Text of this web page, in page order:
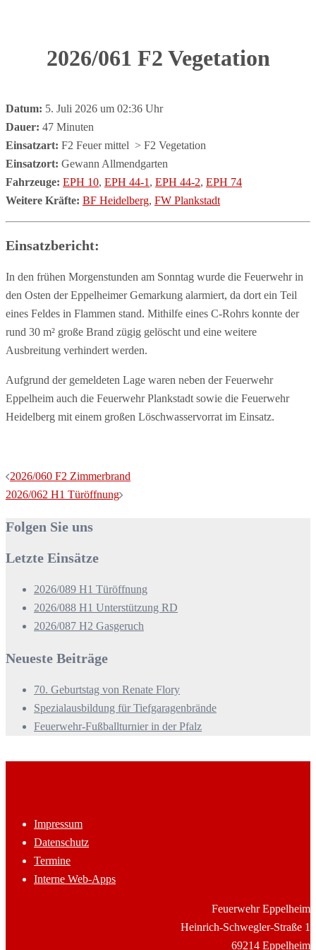
2026/061 F2 Vegetation
Datum: 5. Juli 2026 um 02:36 Uhr
Dauer: 47 Minuten
Einsatzart: F2 Feuer mittel > F2 Vegetation
Einsatzort: Gewann Allmendgarten
Fahrzeuge: EPH 10, EPH 44-1 , EPH 44-2, EPH 74
Weitere Kräfte: BF Heidelberg, FW Plankstadt
Einsatzbericht:
In den frühen Morgenstunden am Sonntag wurde die Feuerwehr in
den Osten der Eppelheimer Gemarkung alarmiert, da dort ein Teil
eines Feldes in Flammen stand. Mithilfe eines C-Rohrs konnte der
rund 30 m² große Brand zügig gelöscht und eine weitere
Ausbreitung verhindert werden.
Aufgrund der gemeldeten Lage waren neben der Feuerwehr
Eppelheim auch die Feuerwehr Plankstadt sowie die Feuerwehr
Heidelberg mit einem großen Löschwasservorrat im Einsatz.
Beitragsnavigation
2026/060 F2 Zimmerbrand
2026/062 H1 Türöffnung
Folgen Sie uns
Letzte Einsätze
2026/089 H1 Türöffnung
2026/088 H1 Unterstützung RD
2026/087 H2 Gasgeruch
Neueste Beiträge
70. Geburtstag von Renate Flory
Spezialausbildung für Tiefgaragenbrände
Feuerwehr-Fußballturnier in der Pfalz
Impressum
Datenschutz
Termine
Interne Web-Apps
Feuerwehr Eppelheim
Heinrich-Schwegler-Straße 1
69214 Eppelheim